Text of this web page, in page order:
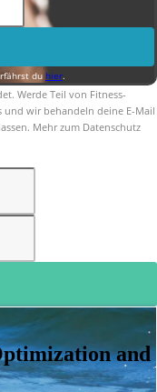
du hier.
Werde Teil von Fitness-
und wir behandeln deine E-Mail
Mehr zum Datenschutz
and